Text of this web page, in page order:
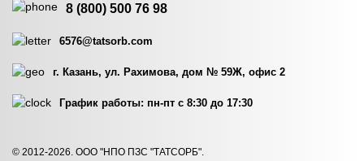
ЗАКАЗАТЬ
8 (800) 500 76 98
6576@tatsorb.com
г. Казань, ул. Рахимова, дом № 59Ж, офис 2
График работы: пн-пт с 8:30 до 17:30
© 2012-2026. ООО "НПО ПЗС "ТАТСОРБ".